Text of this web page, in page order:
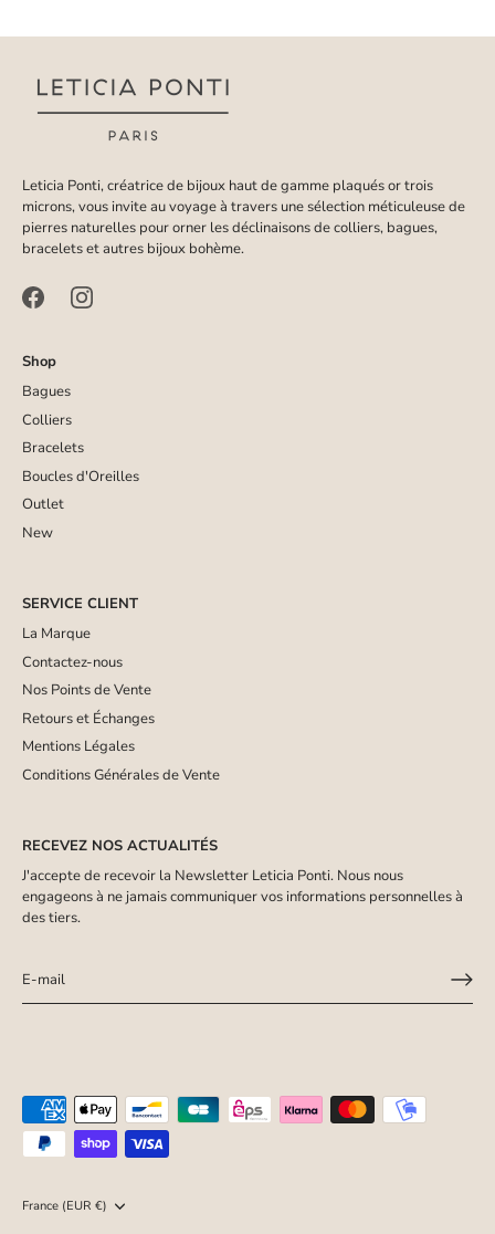
Leticia Ponti, créatrice de bijoux haut de gamme plaqués or trois
microns, vous invite au voyage à travers une sélection méticuleuse de
pierres naturelles pour orner les déclinaisons de colliers, bagues,
bracelets et autres bijoux bohème.
Shop
Bagues
Colliers
Bracelets
Boucles d'Oreilles
Outlet
New
SERVICE CLIENT
La Marque
Contactez-nous
Nos Points de Vente
Retours et Échanges
Mentions Légales
Conditions Générales de Vente
RECEVEZ NOS ACTUALITÉS
J'accepte de recevoir la Newsletter Leticia Ponti. Nous nous
engageons à ne jamais communiquer vos informations personnelles à
des tiers.
Devise
France (EUR €)